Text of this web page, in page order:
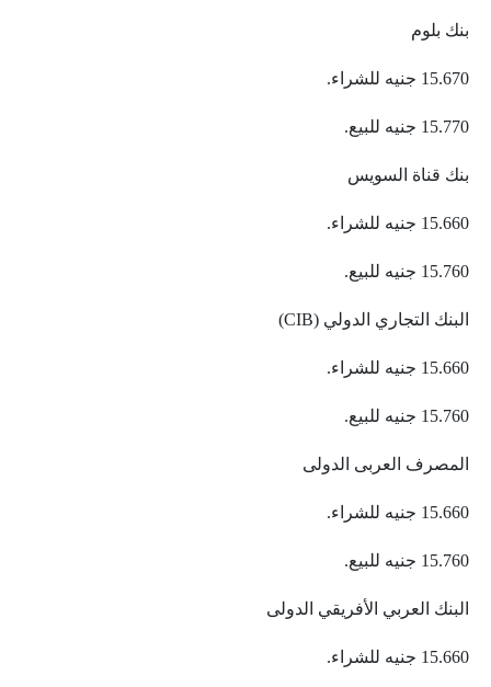
بنك بلوم
15.670 جنيه للشراء.
15.770 جنيه للبيع.
بنك قناة السويس
15.660 جنيه للشراء.
15.760 جنيه للبيع.
البنك التجاري الدولي (CIB)
15.660 جنيه للشراء.
15.760 جنيه للبيع.
المصرف العربى الدولى
15.660 جنيه للشراء.
15.760 جنيه للبيع.
البنك العربي الأفريقي الدولى
15.660 جنيه للشراء.